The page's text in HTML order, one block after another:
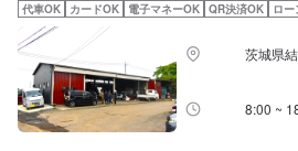
代車OK カードOK 電子マネーOK QR決済OK ロ
茨城県
8:00 ~